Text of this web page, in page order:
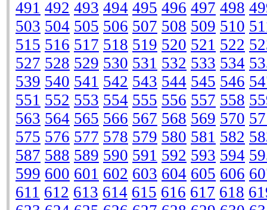
491 492 493 494 495 496 497 498
503 504 505 506 507 508 509 510
515 516 517 518 519 520 521 522
527 528 529 530 531 532 533 534
539 540 541 542 543 544 545 546
551 552 553 554 555 556 557 558
563 564 565 566 567 568 569 570
575 576 577 578 579 580 581 582
587 588 589 590 591 592 593 594
599 600 601 602 603 604 605 606
611 612 613 614 615 616 617 618